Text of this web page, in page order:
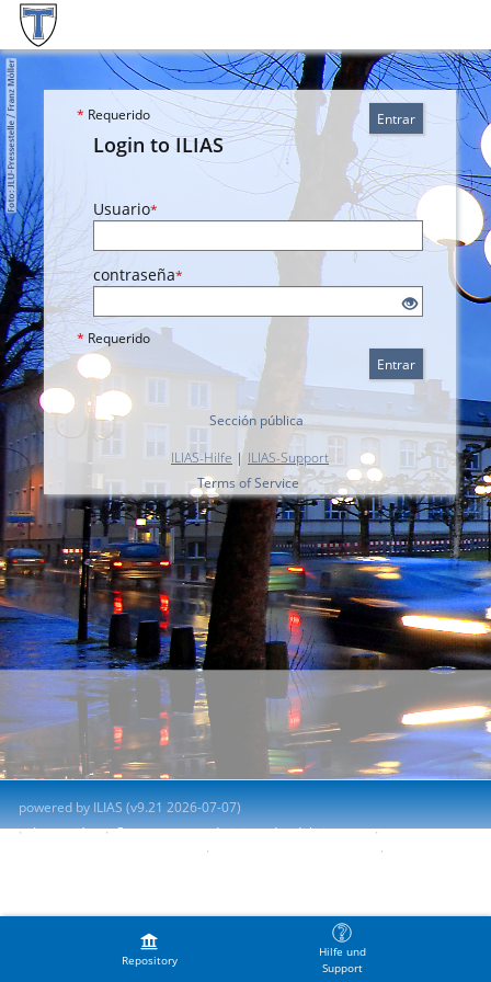
Repository
Hilfe und
Support
Entrar
* Requerido
Login to ILIAS
Usuario*
contraseña*
* Requerido
Entrar
Sección pública
ILIAS-Hilfe | ILIAS-Support
Terms of Service
powered by ILIAS (v9.21 2026-07-07)
Impresión
Contactar con administrador del sistema